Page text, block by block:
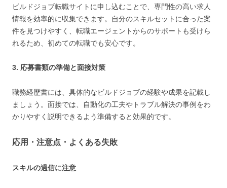
ビルドジョブ転職サイトに申し込むことで、専門性の高い求人
情報を効率的に収集できます。自分のスキルセットに合った案
件を見つけやすく、転職エージェントからのサポートも受けら
れるため、初めての転職でも安心です。
3. 応募書類の準備と面接対策
職務経歴書には、具体的なビルドジョブの経験や成果を記載し
ましょう。面接では、自動化の工夫やトラブル解決の事例をわ
かりやすく説明できるよう準備すると効果的です。
応用・注意点・よくある失敗
スキルの過信に注意